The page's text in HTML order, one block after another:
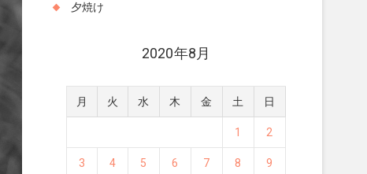
夕焼け
2020年8月
月 火 水 木 金 土 日
1 2
3 4 5 6 7 8 9